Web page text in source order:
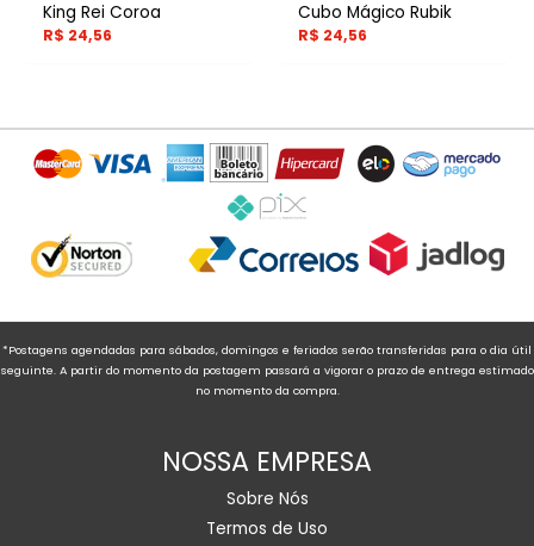
King Rei Coroa
R$ 24,56
Cubo Mágico Rubik
R$ 24,56
*Postagens agendadas para sábados, domingos e feriados serão transferidas para o dia útil
seguinte. A partir do momento da postagem passará a vigorar o prazo de entrega estimado
no momento da compra.
NOSSA EMPRESA
Sobre Nós
Termos de Uso